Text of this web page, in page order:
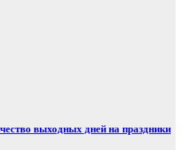
выходных дней на праздники